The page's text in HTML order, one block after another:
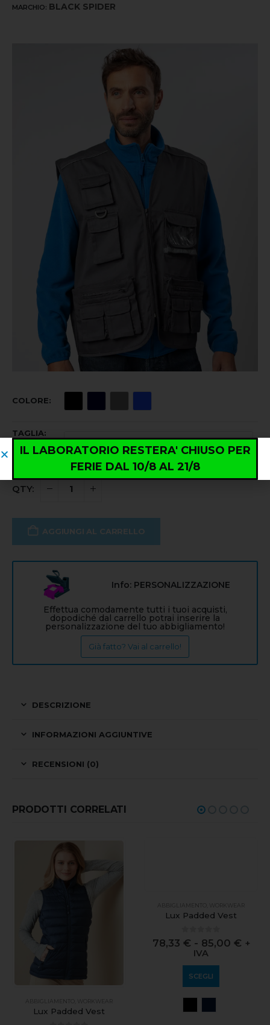
MARCHIO: BLACK SPIDER
COLORE
TAGLIA
AGGIUNGI AL CARRELLO
Info: PERSONALIZZAZIONE
Effettua comodamente tutti i tuoi acquisti,
dopodiché dal carrello potrai inserire la
personalizzazione del tuo abbigliamento!
Già fatto? Vai al carrello!
DESCRIZIONE
INFORMAZIONI AGGIUNTIVE
RECENSIONI (0)
PRODOTTI CORRELATI
ABBIGLIAMENTO WORKWEAR
Lux Padded Vest Lux Padded Vest
IL LABORATORIO RESTERA' CHIUSO PER
FERIE DAL 10/8 AL 21/8